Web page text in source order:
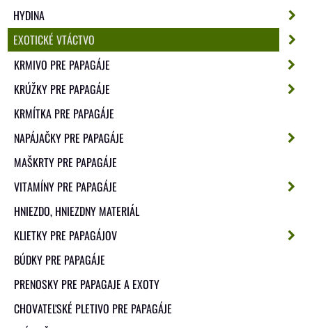
HYDINA
EXOTICKÉ VTÁCTVO
KRMIVO PRE PAPAGÁJE
KRÚŽKY PRE PAPAGÁJE
KRMÍTKA PRE PAPAGÁJE
NAPÁJAČKY PRE PAPAGÁJE
MAŠKRTY PRE PAPAGÁJE
VITAMÍNY PRE PAPAGÁJE
HNIEZDO, HNIEZDNY MATERIÁL
KLIETKY PRE PAPAGÁJOV
BÚDKY PRE PAPAGÁJE
PRENOSKY PRE PAPAGAJE A EXOTY
CHOVATEĽSKÉ PLETIVO PRE PAPAGÁJE